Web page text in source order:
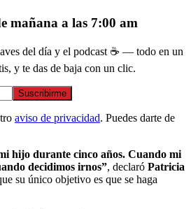
mañana a las 7:00 am
del día y el podcast ☕ — todo en un
y te das de baja con un clic.
Suscribirme
aviso de privacidad. Puedes darte de
hijo durante cinco años. Cuando mi
decidimos irnos”, declaró Patricia
su único objetivo es que se haga